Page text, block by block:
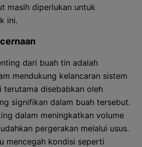
masih diperlukan untuk
ini.
dari buah tin adalah
mendukung kelancaran sistem
terutama disebabkan oleh
signifikan dalam buah tersebut.
dalam meningkatkan volume
pergerakan melalui usus.
mencegah kondisi seperti